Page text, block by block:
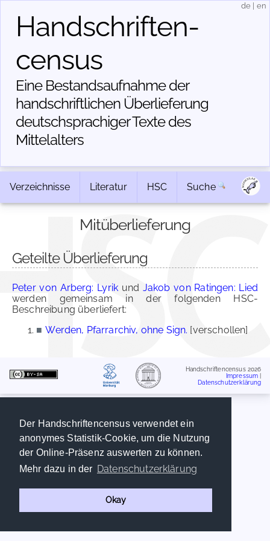
Der Handschriftencensus verwendet ein
anonymes Statistik-Cookie, um die Nutzung
der Online-Präsenz auswerten zu können.
Mehr dazu in der Datenschutzerklärung
Okay
Handschriften­
census
Eine Bestandsaufnahme der
handschriftlichen Über­lieferung
deutschsprachiger Texte des
Mittelalters
de en
Verzeichnisse Literatur HSC Suche
Mitüberlieferung
Geteilte Überlieferung
Peter von Arberg: Lyrik und Jakob von Ratingen: Lied
werden gemeinsam in der folgenden HSC-
Beschreibung überliefert:
■ Werden, Pfarrarchiv, ohne Sign. [verschollen]
Handschriftencensus 2026
Impressum
Datenschutzerklärung